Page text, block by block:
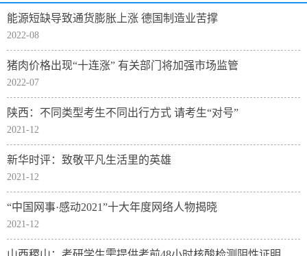
能源短缺导致通货膨胀上涨 德国制造业苦撑
2022-08
猪肉价格出现“十连涨” 有关部门将加强市场监管
2022-07
陕西：不同类型考生不同出行方式 请考生“对号”
2021-12
新华时评：致敬平凡生活里的英雄
2021-12
“中国网事·感动2021”十大年度网络人物揭晓
2021-12